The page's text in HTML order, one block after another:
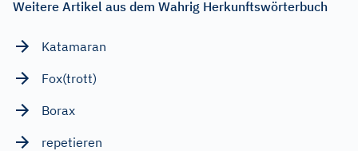
Weitere Artikel aus dem Wahrig Herkunftswörterbuch
Katamaran
Fox(trott)
Borax
repetieren